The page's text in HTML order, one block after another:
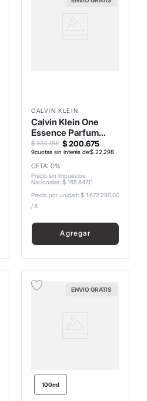
CALVIN KLEIN
Calvin Klein One
Essence Parfum
200ml $200.675
$ 334.458
9cuotas sin interés de:$ 22298
CFTA: 0%
Precio sin Impuestos
Nacionales: $ 165847,11
Precio por unidad: $ 1.672.290,00
/ lt
Agregar
ENVIO GRATIS
100ml